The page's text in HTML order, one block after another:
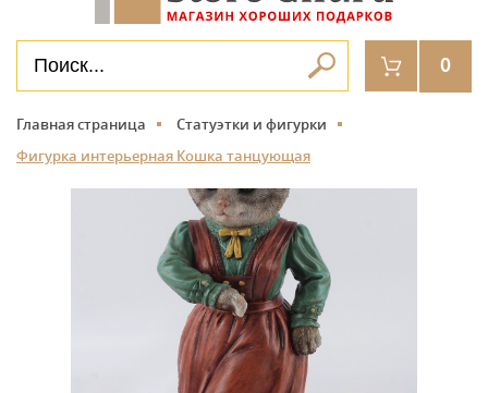
0
Главная страница
Статуэтки и фигурки
Фигурка интерьерная Кошка танцующая